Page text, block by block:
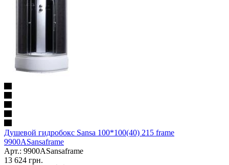
Душевой гидробокс Sansa 100*100(40) 215 frame
9900ASansaframe
Арт.: 9900ASansaframe
13 624 грн.